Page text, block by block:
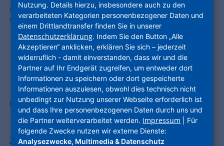
Der Deutsche Nachhaltigkeitspreis wird Ende November von unserer
Geschäftsführung in Empfang genommen. Foto: Frank Fendler
Es gibt tolle Neuigkeiten: Der Deutsche
Nachhaltigkeitspreis für Unternehmen
(DNP) in den Kategorien
Immobilienwirtschaft und Bauträger
geht in diesem Jahr an die NHW. Damit
Nutzung. Details hierzu, insbesondere auch zu den
verarbeiteten Kategorien personenbezogener Daten und
einem Drittlandtransfer finden Sie in unserer
Datenschutzerklärung. Indem Sie den Button „Alle
Akzeptieren“ anklicken, erklären Sie sich – jederzeit
widerruflich - damit einverstanden, dass wir und die
Partner auf Ihr Endgerät zugreifen, um entweder dort
Informationen zu speichern oder dort gespeicherte
Informationen auszulesen, obwohl dies technisch nicht
unbedingt zur Nutzung unserer Webseite erforderlich ist
und dass Ihre personenbezogenen Daten durch uns und
die Partner weiterverarbeitet werden. Impressum | Für
folgende Zwecke nutzen wir externe Dienste:
Analysezwecke, Multimedia & Datenschutz